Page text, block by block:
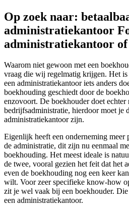
Op zoek naar:
administratiekantoor
administratiekantoor
Waarom niet gewoon met een
vraag die wij regelmatig krijgen. Het
een administratiekantoor iets anders
boekhouding geschiedt door de
enzovoort. De boekhouder doet echter
bedrijfsadministratie, hierdoor moet je
administratiekantoor zijn.
Eigenlijk heeft een onderneming meer
de administratie, dit zijn nu eenmaal
boekhouding. Het meest ideale is
de twee, vooral gezien het feit dat het
even de boekhouding nog een keer
wilt. Voor zeer specifieke know-how
zit je wel vaak bij een boekhouder.
een administratiekantoor.